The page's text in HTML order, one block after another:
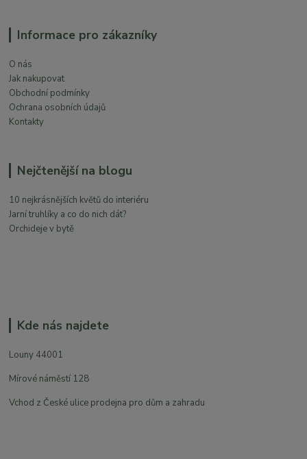
Informace pro zákazníky
O nás
Jak nakupovat
Obchodní podmínky
Ochrana osobních údajů
Kontakty
Nejčtenější na blogu
10 nejkrásnějších květů do interiéru
Jarní truhlíky a co do nich dát?
Orchideje v bytě
Kde nás najdete
Louny 44001
Mírové náměstí 128
Vchod z České ulice prodejna pro dům a zahradu